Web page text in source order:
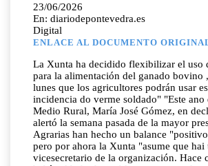
23/06/2026
En: diariodepontevedra.es
Digital
ENLACE AL DOCUMENTO
La Xunta ha decidido flexibilizar el uso
para la alimentación del ganado bovino
lunes que los agricultores podrán usar
incidencia do verme soldado" "Este
Medio Rural, María José Gómez, en
alertó la semana pasada de la mayor
Agrarias han hecho un balance
pero por ahora la Xunta "asume que
vicesecretario de la organización.